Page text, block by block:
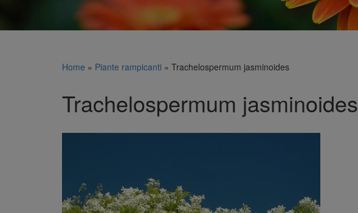
Home » Piante rampicanti » Trachelospermum jasminoides
Trachelospermum jasminoides